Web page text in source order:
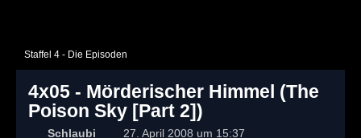
Staffel 4 - Die Episoden
4x05 - Mörderischer Himmel (The
Poison Sky [Part 2])
Schlaubi 27. April 2008 um 15:37